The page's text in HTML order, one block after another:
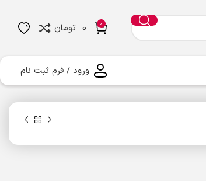
0
0 تومان
ورود / فرم ثبت نام